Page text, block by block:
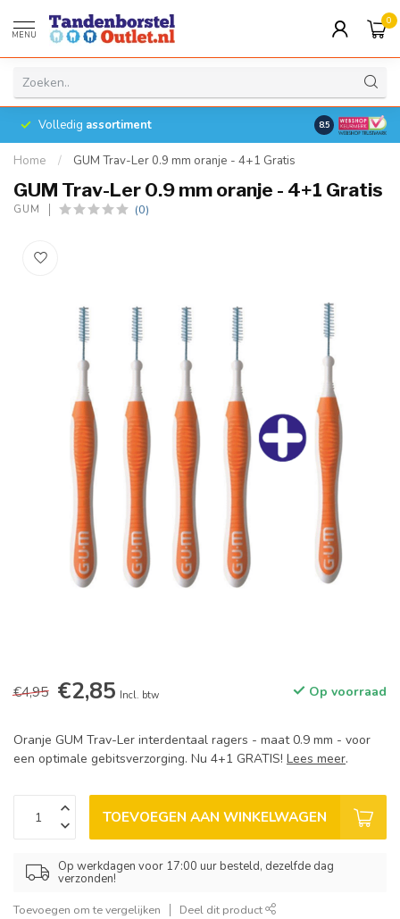
MENU
0
Volledig assortiment 8.5
Home / GUM Trav-Ler 0.9 mm oranje - 4+1 Gratis
GUM Trav-Ler 0.9 mm oranje - 4+1 Gratis
GUM (0)
€4,95 €2,85 Incl. btw Op voorraad
Oranje GUM Trav-Ler interdentaal ragers - maat 0.9 mm - voor
een optimale gebitsverzorging. Nu 4+1 GRATIS! Lees meer.
TOEVOEGEN AAN WINKELWAGEN
Op werkdagen voor 17:00 uur besteld, dezelfde dag
verzonden!
Toevoegen om te vergelijken Deel dit product